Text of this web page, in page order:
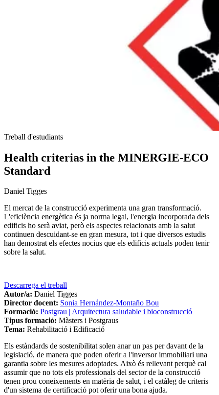
Treball d'estudiants
Health criterias in the MINERGIE-ECO
Standard
Daniel Tigges
El mercat de la construcció experimenta una gran transformació.
L'eficiència energètica és ja norma legal, l'energia incorporada dels
edificis ho serà aviat, però els aspectes relacionats amb la salut
continuen descuidant-se en gran mesura, tot i que diversos estudis
han demostrat els efectes nocius que els edificis actuals poden tenir
sobre la salut.
Descarrega el treball
Autor/a: Daniel Tigges
Director docent: Sonia Hernández-Montaño Bou
Formació: Postgrau | Arquitectura saludable i bioconstrucció
Tipus formació: Màsters i Postgraus
Tema: Rehabilitació i Edificació
Els estàndards de sostenibilitat solen anar un pas per davant de la
legislació, de manera que poden oferir a l'inversor immobiliari una
garantia sobre les mesures adoptades. Això és rellevant perquè cal
assumir que no tots els professionals del sector de la construcció
tenen prou coneixements en matèria de salut, i el catàleg de criteris
d'un sistema de certificació pot oferir una bona ajuda.